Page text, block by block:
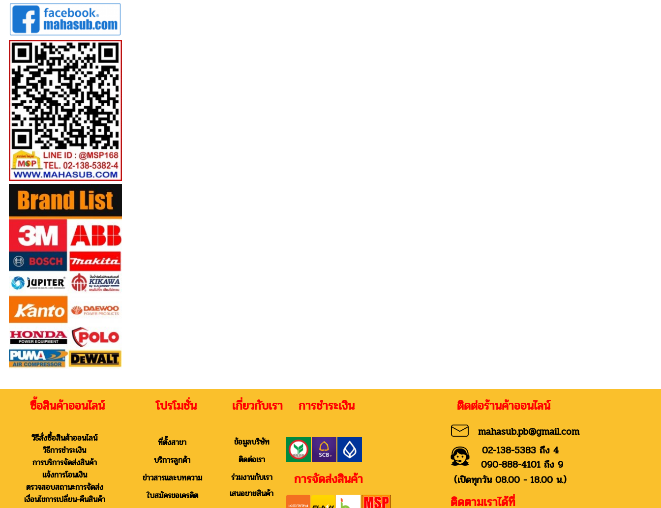
ซื้อสินค้าออนไลน์ โปรโมชั่น เกี่ยวกับเรา การชำระเงิน ติดต่อร้านค้าออนไลน์
วิธีสั่งซื้อสินค้าออนไลน์
วิธีการชำระเงิน
การบริการจัดส่งสินค้า
แจ้งการโอนเงิน
ตรวจสอบสถานะการจัดส่ง
เงื่อนไขการเปลี่ยน-คืนสินค้า
ที่ตั้งสาขา
บริการลูกค้า
ข่าวสารและบทความ
ใบสมัครขอเครดิต
ข้อมูลบริษัท
ติดต่อเรา
ร่วมงานกับเรา
เสนอขายสินค้า
การจัดส่งสินค้า
mahasub.pb@gmail.com
02-138-5383 ถึง 4
090-888-4101 ถึง 9
(เปิดทุกวัน 08.00 - 18.00 น.)
ติดตามเราได้ที่